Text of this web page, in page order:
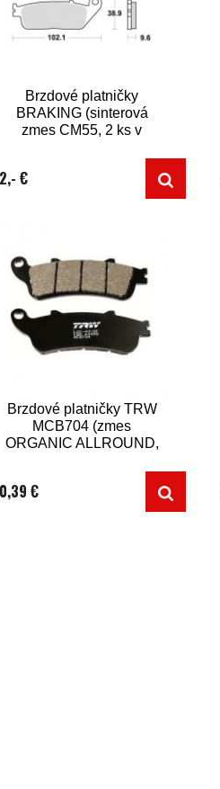
Brzdové platničky
BRAKING (sinterová
zmes CM55, 2 ks v
€
Brzdové platničky TRW
MCB704 (zmes
ORGANIC ALLROUND,
€